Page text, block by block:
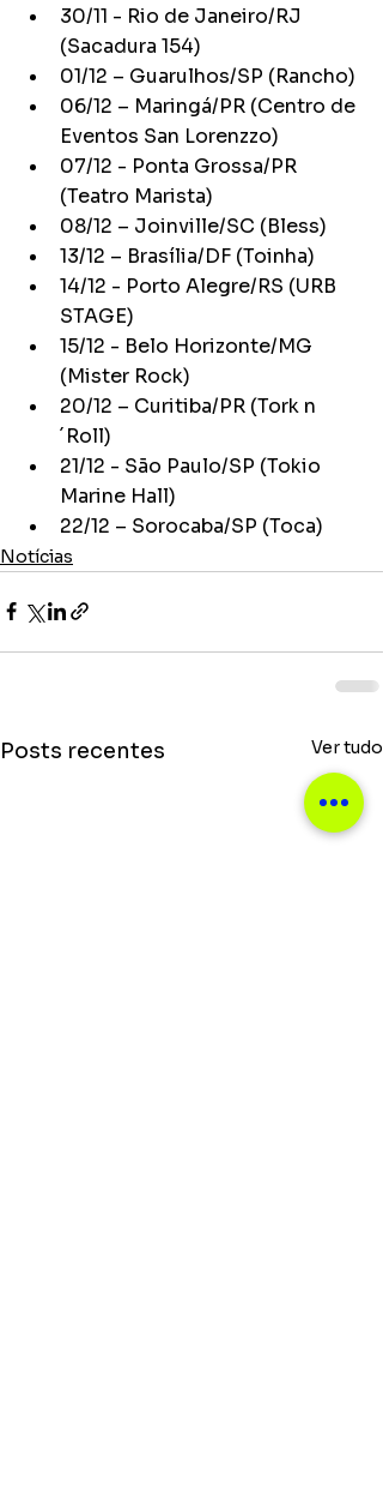
30/11 - Rio de Janeiro/RJ
(Sacadura 154)
01/12 – Guarulhos/SP (Rancho)
06/12 – Maringá/PR (Centro de
Eventos San Lorenzzo)
07/12 - Ponta Grossa/PR
(Teatro Marista)
08/12 – Joinville/SC (Bless)
13/12 – Brasília/DF (Toinha)
14/12 - Porto Alegre/RS (URB
STAGE)
15/12 - Belo Horizonte/MG
(Mister Rock)
20/12 – Curitiba/PR (Tork n
´Roll)
21/12 - São Paulo/SP (Tokio
Marine Hall)
22/12 – Sorocaba/SP (Toca)
Notícias
Posts recentes Ver tudo